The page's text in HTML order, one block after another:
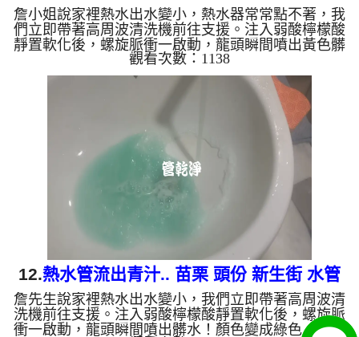
洗水管
詹小姐說家裡熱水出水變小，熱水器常常點不著，我
們立即帶著高周波清洗機前往支援。注入弱酸檸檬酸
靜置軟化後，螺旋脈衝一啟動，龍頭瞬間噴出黃色髒
水！顏色變成咖啡色，越來越深，看起來像是冬瓜
茶，兩個多小時後，出水變乾淨熱水出水量也恢復
了。 為什麼水管需要定期「大掃除」？ 單靠水壓帶
不走管壁陳年汙垢。不同的水質顏色，反映了不同的
居家隱患： 棕色（鐵鏽）： 管線老化徵兆。 黑色
（氧化錳）： 常見於地下水源。 綠色（銅綠）： 銅
合金接頭氧化。 ...
觀看次數：1138
12.熱水管流出青汁.. 苗栗 頭份 新生街 水管
清洗
詹先生說家裡熱水出水變小，我們立即帶著高周波清
洗機前往支援。注入弱酸檸檬酸靜置軟化後，螺旋脈
衝一啟動，龍頭瞬間噴出髒水！顏色變成綠色，越來